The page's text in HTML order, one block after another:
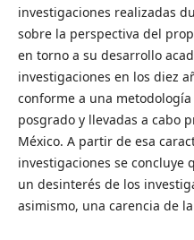
investigaciones realizadas
sobre la perspectiva del
en torno a su desarrollo
investigaciones en los diez
conforme a una
posgrado y llevadas a cabo
México. A partir de esa
investigaciones se concluye
un desinterés de los
asimismo, una carencia de